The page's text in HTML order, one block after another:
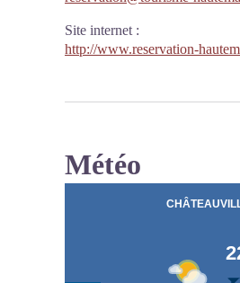
Site internet :
http://www.reservation-
Météo